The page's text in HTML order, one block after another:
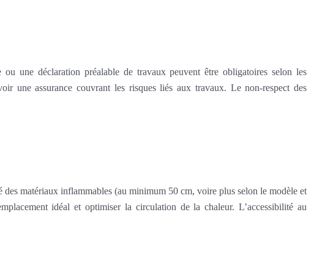
une déclaration préalable de travaux peuvent être obligatoires selon les
une assurance couvrant les risques liés aux travaux. Le non-respect des
matériaux inflammables (au minimum 50 cm, voire plus selon le modèle et
idéal et optimiser la circulation de la chaleur. L’accessibilité au